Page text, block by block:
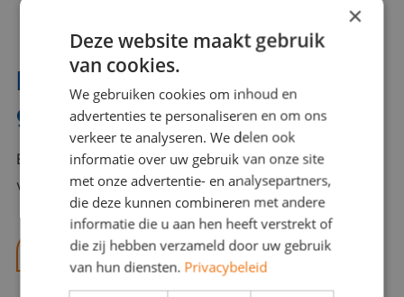
Interesse? Benno helpt je
graag verder!
Bel of mail Benno met al jouw vragen. Benno staat
voor je klaar en helpt je graag!
benno@viajou.nl
×
Deze website maakt gebruik
van cookies.
We gebruiken cookies om inhoud en
advertenties te personaliseren en om ons
verkeer te analyseren. We delen ook
informatie over uw gebruik van onze site
met onze advertentie- en analysepartners,
die deze kunnen combineren met andere
informatie die u aan hen heeft verstrekt of
die zij hebben verzameld door uw gebruik
van hun diensten. Privacybeleid